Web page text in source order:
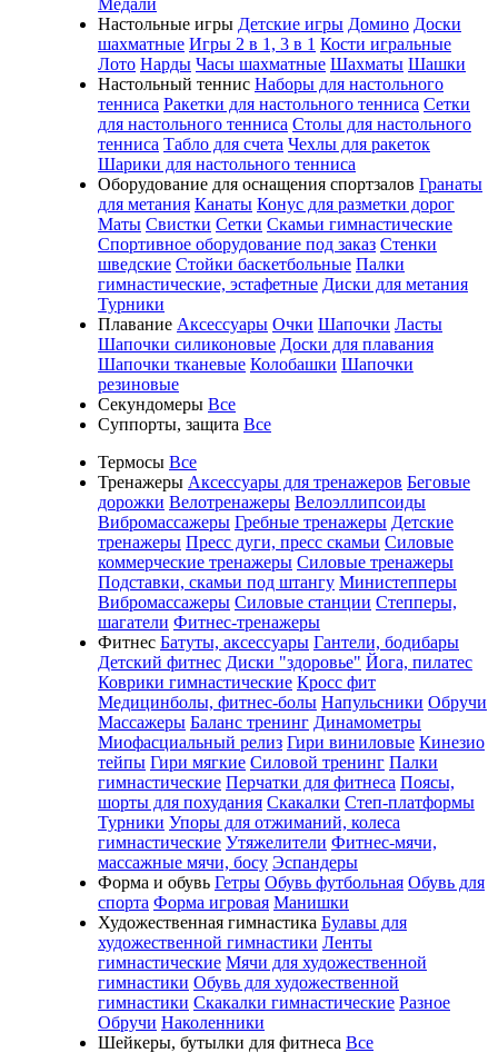
Медали
Настольные игры Детские игры Домино Доски
шахматные Игры 2 в 1, 3 в 1 Кости игральные
Лото Нарды Часы шахматные Шахматы Шашки
Настольный теннис Наборы для настольного
тенниса Ракетки для настольного тенниса Сетки
для настольного тенниса Столы для настольного
тенниса Табло для счета Чехлы для ракеток
Шарики для настольного тенниса
Оборудование для оснащения спортзалов Гранаты
для метания Канаты Конус для разметки дорог
Маты Свистки Сетки Скамьи гимнастические
Спортивное оборудование под заказ Стенки
шведские Стойки баскетбольные Палки
гимнастические, эстафетные Диски для метания
Турники
Плавание Аксессуары Очки Шапочки Ласты
Шапочки силиконовые Доски для плавания
Шапочки тканевые Колобашки Шапочки
резиновые
Секундомеры Все
Суппорты, защита Все
Термосы Все
Тренажеры Аксессуары для тренажеров Беговые
дорожки Велотренажеры Велоэллипсоиды
Вибромассажеры Гребные тренажеры Детские
тренажеры Пресс дуги, пресс скамьи Силовые
коммерческие тренажеры Силовые тренажеры
Подставки, скамьи под штангу Министепперы
Вибромассажеры Силовые станции Степперы,
шагатели Фитнес-тренажеры
Фитнес Батуты, аксессуары Гантели, бодибары
Детский фитнес Диски "здоровье" Йога, пилатес
Коврики гимнастические Кросс фит
Медицинболы, фитнес-болы Напульсники Обручи
Массажеры Баланс тренинг Динамометры
Миофасциальный релиз Гири виниловые Кинезио
тейпы Гири мягкие Силовой тренинг Палки
гимнастические Перчатки для фитнеса Поясы,
шорты для похудания Скакалки Степ-платформы
Турники Упоры для отжиманий, колеса
гимнастические Утяжелители Фитнес-мячи,
массажные мячи, босу Эспандеры
Форма и обувь Гетры Обувь футбольная Обувь для
спорта Форма игровая Манишки
Художественная гимнастика Булавы для
художественной гимнастики Ленты
гимнастические Мячи для художественной
гимнастики Обувь для художественной
гимнастики Скакалки гимнастические Разное
Обручи Наколенники
Шейкеры, бутылки для фитнеса Все